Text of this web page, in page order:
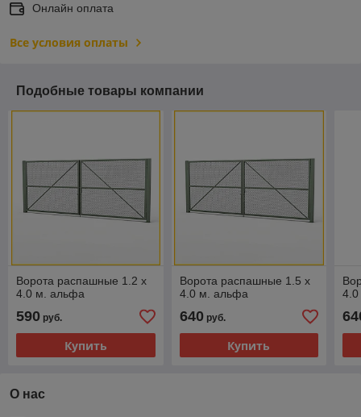
Онлайн оплата
Все условия оплаты
Подобные товары компании
Ворота распашные 1.2 х
4.0 м. альфа
590 руб.
Купить
Ворота распашные 1.5 х
4.0 м. альфа
640руб.
Купить
4.0
О нас